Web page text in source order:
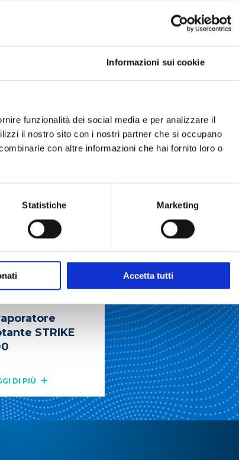
Informazioni sui cookie
funzionalità dei social media e per analizzare il
il nostro sito con i nostri partner che si occupano
con altre informazioni che hai fornito loro o
Statistiche Marketing
Accetta tutti
ROTANTI
STRIKE
DI PIÙ